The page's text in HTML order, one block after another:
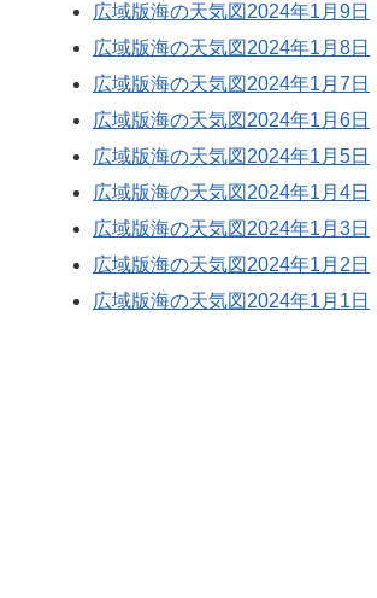
広域版海の天気図2024年1月9日
広域版海の天気図2024年1月8日
広域版海の天気図2024年1月7日
広域版海の天気図2024年1月6日
広域版海の天気図2024年1月5日
広域版海の天気図2024年1月4日
広域版海の天気図2024年1月3日
広域版海の天気図2024年1月2日
広域版海の天気図2024年1月1日